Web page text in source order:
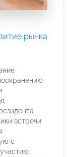
рынка
встречи
с